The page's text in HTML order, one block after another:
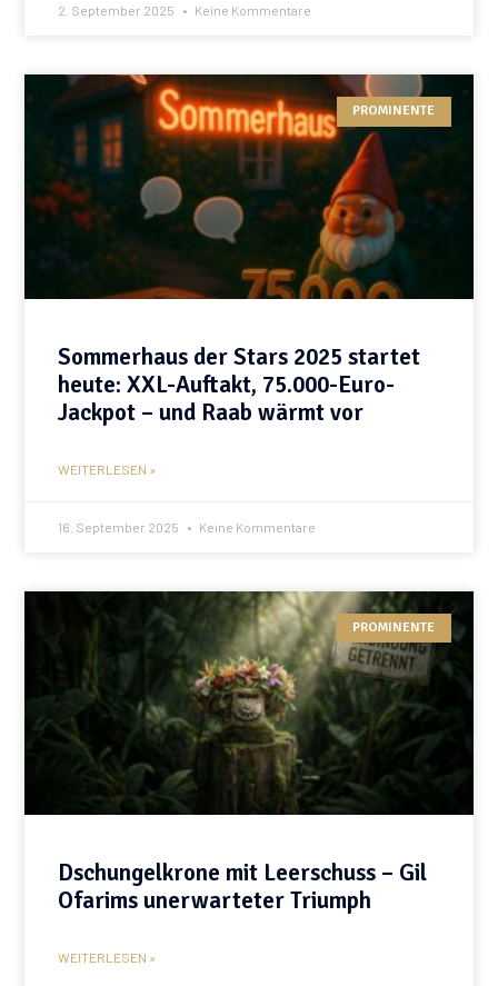
2. September 2025 Keine Kommentare
PROMINENTE
Sommerhaus der Stars 2025 startet
heute: XXL-Auftakt, 75.000-Euro-
Jackpot – und Raab wärmt vor
WEITERLESEN »
16. September 2025 Keine Kommentare
PROMINENTE
Dschungelkrone mit Leerschuss – Gil
Ofarims unerwarteter Triumph
WEITERLESEN »